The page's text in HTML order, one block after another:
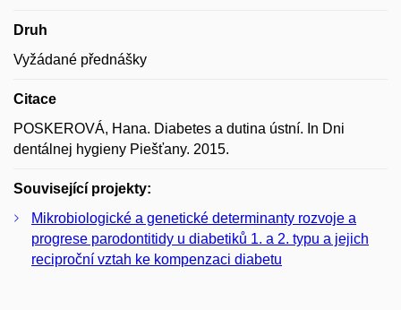
Druh
Vyžádané přednášky
Citace
POSKEROVÁ, Hana. Diabetes a dutina ústní. In Dni
dentálnej hygieny Piešťany. 2015.
Související projekty:
Mikrobiologické a genetické determinanty rozvoje a
progrese parodontitidy u diabetiků 1. a 2. typu a jejich
reciproční vztah ke kompenzaci diabetu